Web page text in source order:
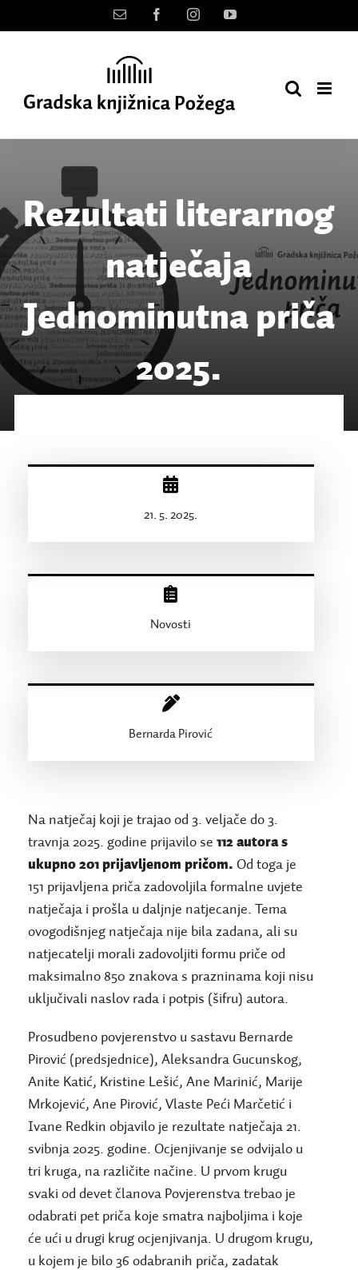
to
Kontakt FacebookInstagramYouTube
Rezultati literarnog
natječaja
Jednominutna priča
2025.
21. 5. 2025.
Novosti
Bernarda Pirović
Na natječaj koji je trajao od 3. veljače do 3.
travnja 2025. godine prijavilo se112 autora s
ukupno 201 prijavljenom pričom. Od toga je
151 prijavljena priča zadovoljila formalne uvjete
natječaja i prošla u daljnje natjecanje. Tema
ovogodišnjeg natječaja nije bila zadana, ali su
natjecatelji morali zadovoljiti formu priče od
maksimalno 850 znakova s prazninama koji nisu
uključivali naslov rada i potpis (šifru) autora.
Prosudbeno povjerenstvo u sastavu Bernarde
Pirović (predsjednice), Aleksandra Gucunskog,
Anite Katić, Kristine Lešić, Ane Marinić, Marije
Mrkojević, Ane Pirović, Vlaste Peći Marčetić i
Ivane Redkin objavilo je rezultate natječaja 21.
svibnja 2025. godine. Ocjenjivanje se odvijalo u
tri kruga, na različite načine. U prvom krugu
svaki od devet članova Povjerenstva trebao je
odabrati pet priča koje smatra najboljima i koje
će ući u drugi krug ocjenjivanja. U drugom krugu,
u kojem je bilo 36 odabranih priča, zadatak